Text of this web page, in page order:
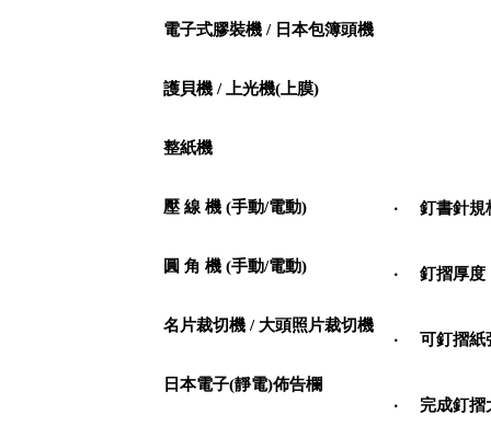
電子式膠裝機 / 日本包簿頭機
護貝機 / 上光機(上膜)
整紙機
壓 線 機 (手動/電動)
圓 角 機 (手動/電動)
名片裁切機 / 大頭照片裁切機
日本電子(靜電)佈告欄
‧ 釘書針規
‧ 釘摺厚度
‧ 可釘摺紙
‧ 完成釘摺